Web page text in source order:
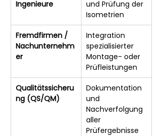
Ingenieure
und Prüfung der
Isometrien
Fremdfirmen /
Nachunternehm
er
Integration
spezialisierter
Montage- oder
Prüfleistungen
Qualitätssicheru
ng (QS/QM)
Dokumentation
und
Nachverfolgung
aller
Prüfergebnisse